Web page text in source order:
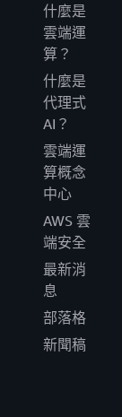
什麼是
雲端運
算？
什麼是
代理式
AI？
雲端運
算概念
中心
AWS 雲
端安全
最新消
息
部落格
新聞稿